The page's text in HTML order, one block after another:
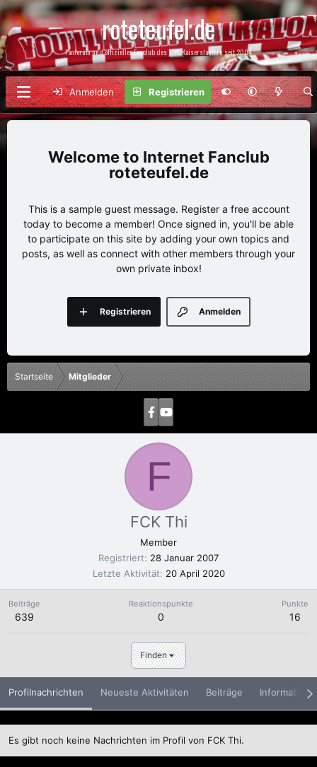
roteteufel.de
Fanforum und offizieller Fanclub des 1. FC Kaiserslautern seit 2004
Anmelden Registrieren
Internet Fanclub
roteteufel.de
This is a sample guest message. Register a free account
today to become a member! Once signed in, you'll be able
to participate on this site by adding your own topics and
posts, as well as connect with other members through your
own private inbox!
Anmelden
Registrieren
Startseite Mitglieder
F
FCK Thi
Member
Registriert
28 Januar 2007
Letzte Aktivität
20 April 2020
Beiträge
639
Reaktionspunkte
0
Punkte
16
Finden
Profilnachrichten Neueste Aktivitäten Beiträge
Es gibt noch keine Nachrichten im Profil von FCK Thi.